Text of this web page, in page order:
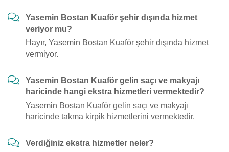
Yasemin Bostan Kuaför şehir dışında hizmet
veriyor mu?
Hayır, Yasemin Bostan Kuaför şehir dışında hizmet
vermiyor.
Yasemin Bostan Kuaför gelin saçı ve makyajı
haricinde hangi ekstra hizmetleri vermektedir?
Yasemin Bostan Kuaför gelin saçı ve makyajı
haricinde takma kirpik hizmetlerini vermektedir.
Verdiğiniz ekstra hizmetler neler?